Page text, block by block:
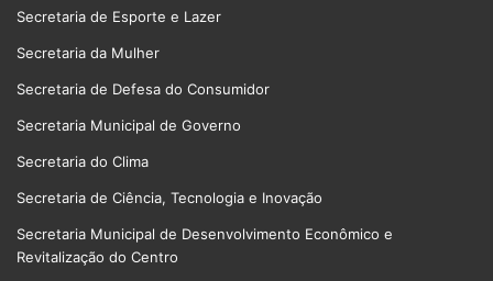
Secretaria de Esporte e Lazer
Secretaria da Mulher
Secretaria de Defesa do Consumidor
Secretaria Municipal de Governo
Secretaria do Clima
Secretaria de Ciência, Tecnologia e Inovação
Secretaria Municipal de Desenvolvimento Econômico e
Revitalização do Centro